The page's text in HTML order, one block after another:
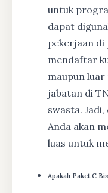
untuk
dapat
pekerjaan di
mendaftar
maupun luar
jabatan di
swasta.
Anda akan
luas untuk
Apakah Paket C